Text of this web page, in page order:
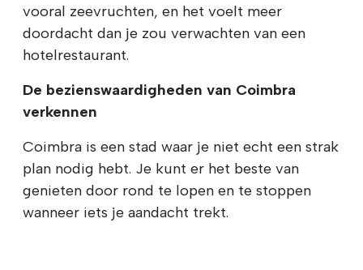
vooral zeevruchten, en het voelt meer
doordacht dan je zou verwachten van een
hotelrestaurant.
De bezienswaardigheden van Coimbra
verkennen
Coimbra is een stad waar je niet echt een strak
plan nodig hebt. Je kunt er het beste van
genieten door rond te lopen en te stoppen
wanneer iets je aandacht trekt.